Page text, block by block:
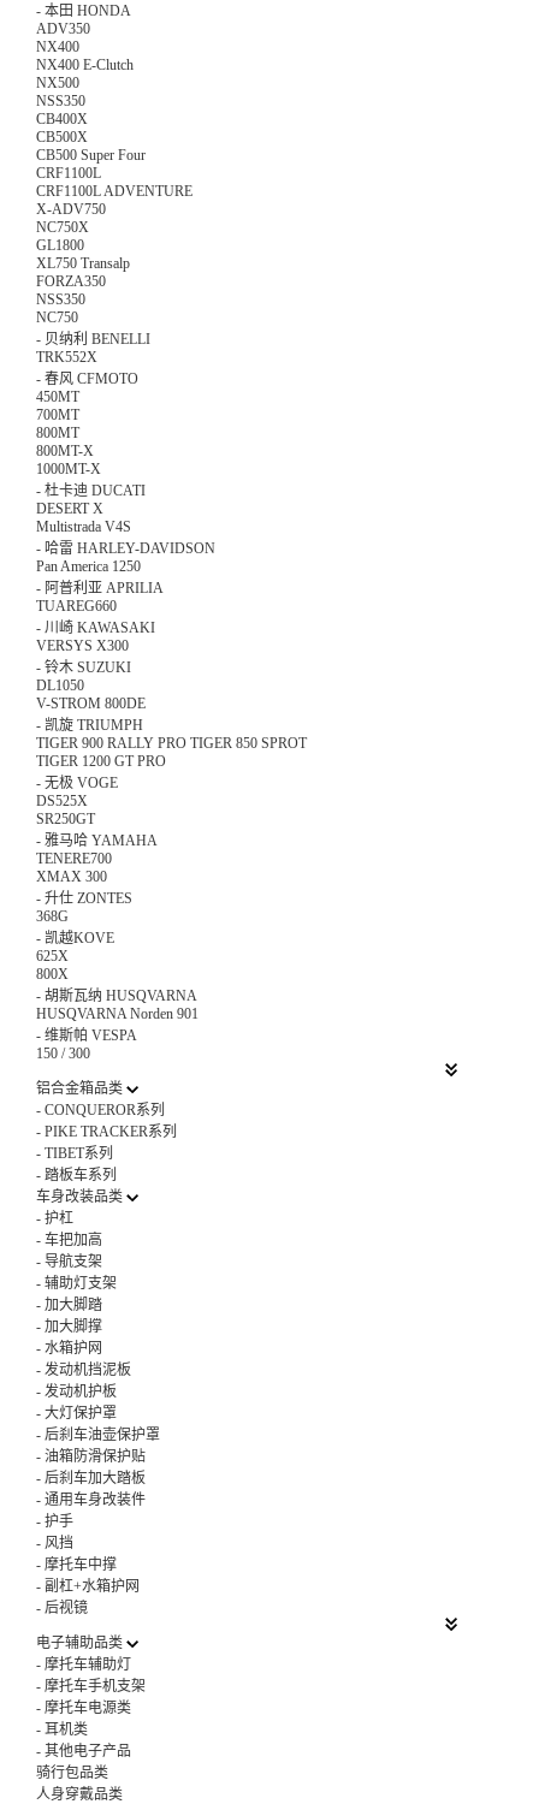
- 本田 HONDA
ADV350
NX400
NX400 E-Clutch
NX500
NSS350
CB400X
CB500X
CB500 Super Four
CRF1100L
CRF1100L ADVENTURE
X-ADV750
NC750X
GL1800
XL750 Transalp
FORZA350
NSS350
NC750
- 贝纳利 BENELLI
TRK552X
- 春风 CFMOTO
450MT
700MT
800MT
800MT-X
1000MT-X
- 杜卡迪 DUCATI
DESERT X
Multistrada V4S
- 哈雷 HARLEY-DAVIDSON
Pan America 1250
- 阿普利亚 APRILIA
TUAREG660
- 川崎 KAWASAKI
VERSYS X300
- 铃木 SUZUKI
DL1050
V-STROM 800DE
- 凯旋 TRIUMPH
TIGER 900 RALLY PRO TIGER 850 SPROT
TIGER 1200 GT PRO
- 无极 VOGE
DS525X
SR250GT
- 雅马哈 YAMAHA
TENERE700
XMAX 300
- 升仕 ZONTES
368G
- 凯越KOVE
625X
800X
- 胡斯瓦纳 HUSQVARNA
HUSQVARNA Norden 901
- 维斯帕 VESPA
150 / 300
铝合金箱品类
- CONQUEROR系列
- PIKE TRACKER系列
- TIBET系列
- 踏板车系列
车身改装品类
- 护杠
- 车把加高
- 导航支架
- 辅助灯支架
- 加大脚踏
- 加大脚撑
- 水箱护网
- 发动机挡泥板
- 发动机护板
- 大灯保护罩
- 后刹车油壶保护罩
- 油箱防滑保护贴
- 后刹车加大踏板
- 通用车身改装件
- 护手
- 风挡
- 摩托车中撑
- 副杠+水箱护网
- 后视镜
电子辅助品类
- 摩托车辅助灯
- 摩托车手机支架
- 摩托车电源类
- 耳机类
- 其他电子产品
骑行包品类
人身穿戴品类